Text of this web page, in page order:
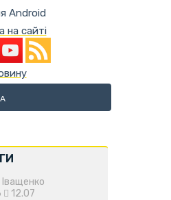
Android
на сайті
Іващенко
12.07